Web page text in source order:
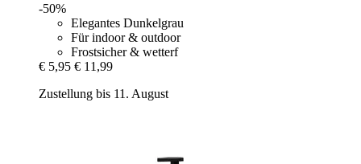
-50%
Elegantes Dunkelgrau
Für indoor & outdoor
Frostsicher & wetterf
€ 5,95 € 11,99
Zustellung bis 11. August